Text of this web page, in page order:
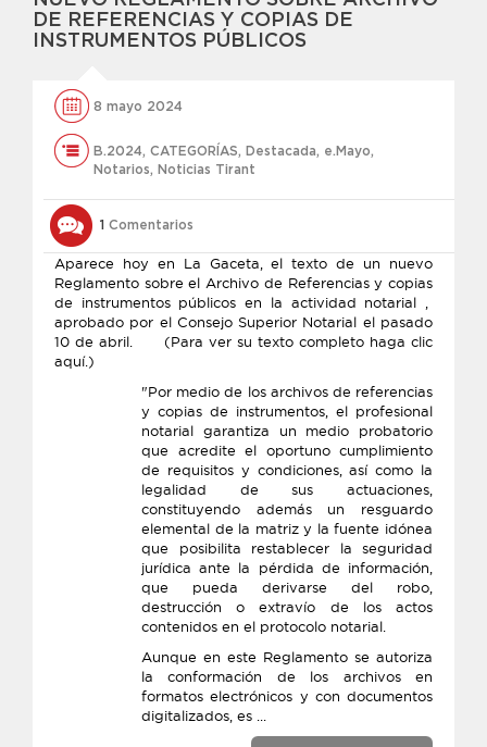
DE REFERENCIAS Y COPIAS DE
INSTRUMENTOS PÚBLICOS
8 mayo 2024
B.2024, CATEGORÍAS, Destacada, e.Mayo,
Notarios, Noticias Tirant
1 Comentarios
Aparece hoy en La Gaceta, el texto de un nuevo
Reglamento sobre el Archivo de Referencias y copias
de instrumentos públicos en la actividad notarial ,
aprobado por el Consejo Superior Notarial el pasado
10 de abril. (Para ver su texto completo haga clic
aquí.)
"Por medio de los archivos de referencias
y copias de instrumentos, el profesional
notarial garantiza un medio probatorio
que acredite el oportuno cumplimiento
de requisitos y condiciones, así como la
legalidad de sus actuaciones,
constituyendo además un resguardo
elemental de la matriz y la fuente idónea
que posibilita restablecer la seguridad
jurídica ante la pérdida de información,
que pueda derivarse del robo,
destrucción o extravío de los actos
contenidos en el protocolo notarial.
Aunque en este Reglamento se autoriza
la conformación de los archivos en
formatos electrónicos y con documentos
digitalizados, es ...